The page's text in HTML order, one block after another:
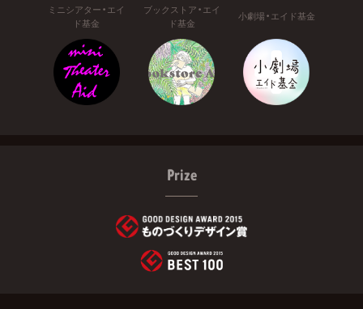
ミニシアター・エイ
ド基金
ブックストア・エイ
ド基金
小劇場・エイド基金
Prize